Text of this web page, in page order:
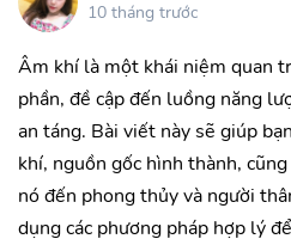
10 tháng trước
Âm khí là một khái niệm quan
phần, đề cập đến luồng năng
an táng. Bài viết này sẽ giúp
khí, nguồn gốc hình thành,
nó đến phong thủy và người
dụng các phương pháp hợp lý